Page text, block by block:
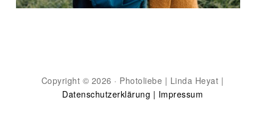
Copyright © 2026 · Photoliebe | Linda Heyat |
Datenschutzerklärung | Impressum